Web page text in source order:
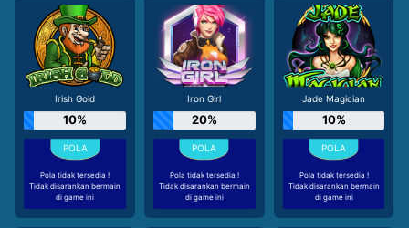
Irish Gold
10%
Pola tidak tersedia !
Tidak disarankan bermain
di game ini
Iron Girl
20%
Pola tidak tersedia !
Tidak disarankan bermain
di game ini
Jade Magician
10%
Pola tidak tersedia !
Tidak disarankan bermain
di game ini